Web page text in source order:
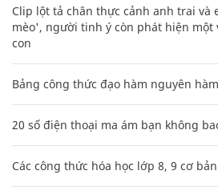
Clip lột tả chân thực cảnh anh trai và
mèo', người tinh ý còn phát hiện một
con
Bảng công thức đạo hàm nguyên
20 số điện thoại ma ám bạn không
Các công thức hóa học lớp 8, 9 cơ